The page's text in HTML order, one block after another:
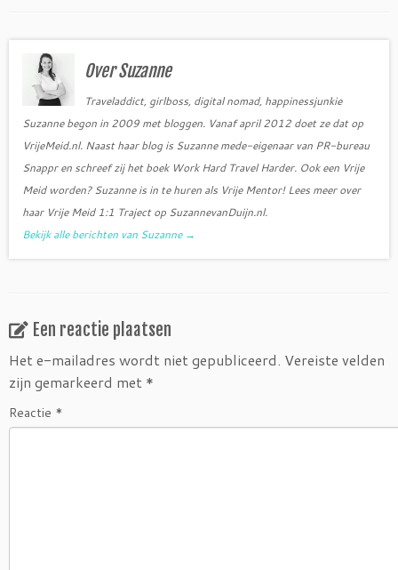
o e
r
Over Suzanne
Traveladdict, girlboss, digital nomad, happinessjunkie
Suzanne begon in 2009 met bloggen. Vanaf april 2012 doet ze dat op
VrijeMeid.nl. Naast haar blog is Suzanne mede-eigenaar van PR-bureau
Snappr en schreef zij het boek Work Hard Travel Harder. Ook een Vrije
Meid worden? Suzanne is in te huren als Vrije Mentor! Lees meer over
haar Vrije Meid 1:1 Traject op SuzannevanDuijn.nl.
Bekijk alle berichten van Suzanne →
Een reactie plaatsen
Het e-mailadres wordt niet gepubliceerd. Vereiste velden
zijn gemarkeerd met *
Reactie *